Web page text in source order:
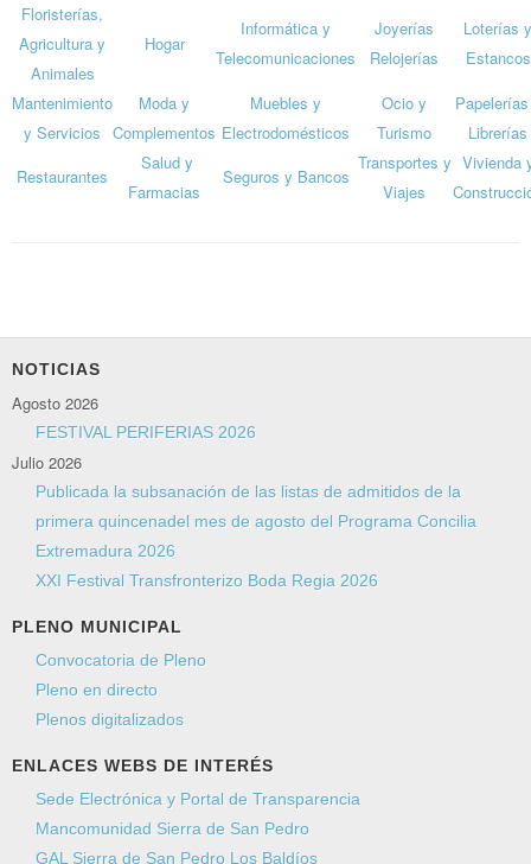
Floristerías,
Agricultura y
Animales
Hogar
Informática y
Telecomunicaciones
Joyerías
Relojerías
Loterías y
Estancos
Mantenimiento
y Servicios
Moda y
Complementos
Muebles y
Electrodomésticos
Ocio y
Turismo
Librerías
Restaurantes
Salud y
Farmacias
Seguros y Bancos
Transportes y
Viajes
Vivienda
NOTICIAS
Agosto 2026
FESTIVAL PERIFERIAS 2026
Julio 2026
Publicada la subsanación de las listas de admitidos de la
primera quincenadel mes de agosto del Programa Concilia
Extremadura 2026
XXI Festival Transfronterizo Boda Regia 2026
PLENO MUNICIPAL
Convocatoria de Pleno
Pleno en directo
Plenos digitalizados
ENLACES WEBS DE INTERÉS
Sede Electrónica y Portal de Transparencia
Mancomunidad Sierra de San Pedro
GAL Sierra de San Pedro Los Baldíos